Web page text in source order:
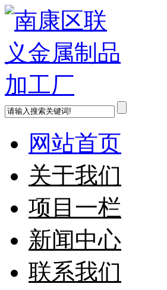
网站首页
关于我们
项目一栏
新闻中心
联系我们